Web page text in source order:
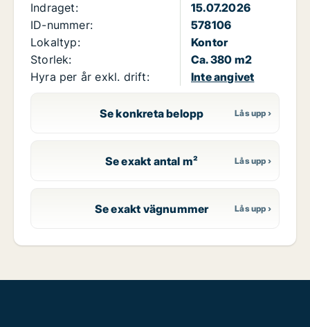
Indraget:
15.07.2026
ID-nummer:
578106
Lokaltyp:
Kontor
Storlek:
Ca. 380 m2
Hyra per år exkl. drift:
Inte angivet
Se konkreta belopp
Se exakt antal m²
Se exakt vägnummer